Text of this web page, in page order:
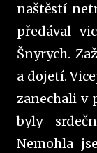
naštěstí
předával
Šnyrych.
a dojetí.
zanechali v
byly
Nemohla